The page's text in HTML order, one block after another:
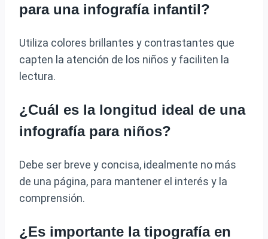
para una infografía infantil?
Utiliza colores brillantes y contrastantes que
capten la atención de los niños y faciliten la
lectura.
¿Cuál es la longitud ideal de una
infografía para niños?
Debe ser breve y concisa, idealmente no más
de una página, para mantener el interés y la
comprensión.
¿Es importante la tipografía en